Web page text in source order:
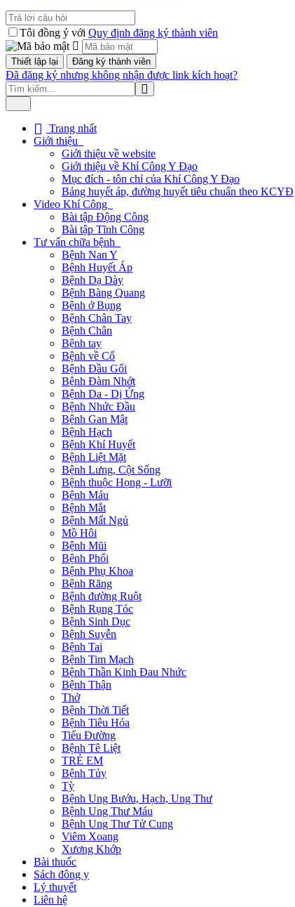
Tôi đồng ý với Quy định đăng ký thành viên
Đã đăng ký nhưng không nhận được link kích hoạt?
Trang nhất
Giới thiệu
Giới thiệu về website
Giới thiệu về Khí Công Y Đạo
Mục đích - tôn chỉ của Khí Công Y Đạo
Bảng huyết áp, đường huyết tiêu chuẩn theo KCYĐ
Video Khí Công
Bài tập Động Công
Bài tập Tĩnh Công
Tư vấn chữa bệnh
Bệnh Nan Y
Bệnh Huyết Áp
Bệnh Dạ Dày
Bệnh Bàng Quang
Bệnh ở Bụng
Bệnh Chân Tay
Bệnh Chân
Bệnh tay
Bệnh về Cổ
Bệnh Đầu Gối
Bệnh Đàm Nhớt
Bệnh Da - Dị Ứng
Bệnh Nhức Đầu
Bệnh Gan Mật
Bệnh Hạch
Bệnh Khí Huyết
Bệnh Liệt Mặt
Bệnh Lưng, Cột Sống
Bệnh thuộc Họng - Lưỡi
Bệnh Máu
Bệnh Mắt
Bệnh Mất Ngủ
Mồ Hôi
Bệnh Mũi
Bệnh Phổi
Bệnh Phụ Khoa
Bệnh Răng
Bệnh đường Ruột
Bệnh Rụng Tóc
Bệnh Sinh Dục
Bệnh Suyễn
Bệnh Tai
Bệnh Tim Mạch
Bệnh Thần Kinh Đau Nhức
Bệnh Thận
Thở
Bệnh Thời Tiết
Bệnh Tiêu Hóa
Tiểu Đường
Bệnh Tê Liệt
TRẺ EM
Bệnh Tủy
Tỳ
Bệnh Ung Bướu, Hạch, Ung Thư
Bệnh Ung Thư Máu
Bệnh Ung Thư Tử Cung
Viêm Xoang
Xương Khớp
Bài thuốc
Sách đông y
Lý thuyết
Liên hệ